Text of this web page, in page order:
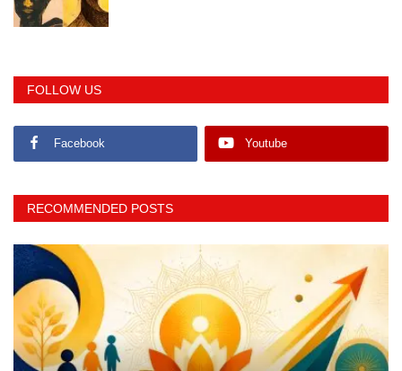
FOLLOW US
Facebook Youtube
RECOMMENDED POSTS